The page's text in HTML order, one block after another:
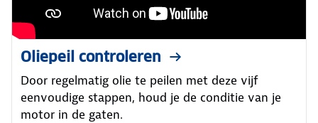
Oliepeil controleren
Door regelmatig olie te peilen met deze vijf
eenvoudige stappen, houd je de conditie van je
motor in de gaten.